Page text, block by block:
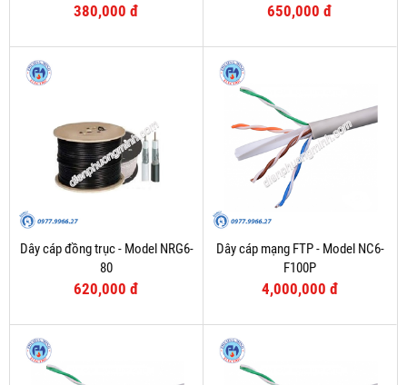
380,000 đ 650,000 đ
Dây cáp đồng trục - Model NRG6-
80
620,000 đ
Dây cáp mạng FTP - Model NC6-
F100P
4,000,000 đ